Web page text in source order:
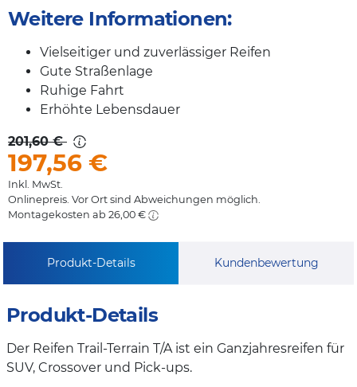
Weitere Informationen:
Vielseitiger und zuverlässiger Reifen
Gute Straßenlage
Ruhige Fahrt
Erhöhte Lebensdauer
201,60 €
197,56 €
Inkl. MwSt.
Onlinepreis. Vor Ort sind Abweichungen möglich.
Montagekosten ab 26,00 €
Produkt-Details Kundenbewertung
Produkt-Details
Der Reifen Trail-Terrain T/A ist ein Ganzjahresreifen für
SUV, Crossover und Pick-ups.